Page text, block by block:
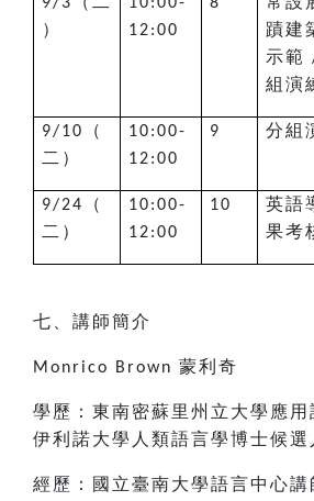
9/3
）
10:00-
12:00
8
蹟建
示範
組演
9/10
（
二）
10:00-
12:00
9 分組
9/24
（
二）
10:00-
12:00
10
英語
果考
七、講師簡介
Monrico Brown 蒙利奇
學歷：東南密蘇里州立大學應
伊利諾大學人類語言學博士候選
經歷：國立臺南大學語言中心